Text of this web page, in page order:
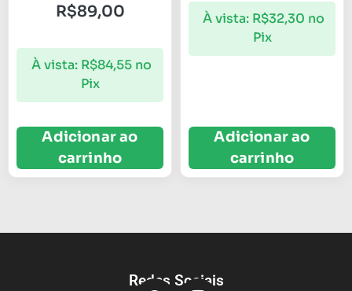
R$89,00
À vista: R$84,55 no
Pix
Adicionar ao
carrinho
À vista: R$32,30 no
Pix
Adicionar ao
carrinho
Redes Sociais